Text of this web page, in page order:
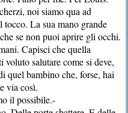
noi siamo qua ad
La sua mano grande
se non puoi aprire gli occhi.
Capisci che quella
voluto salutare come si deve,
quel bambino che, forse, hai
via così.
il possibile.-